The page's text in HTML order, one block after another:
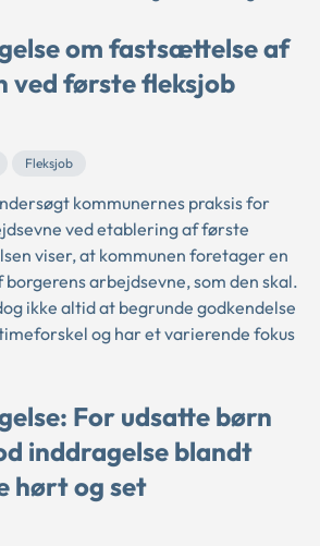
om fastsættelse af
ved første fleksjob
Fleksjob
kommunernes praksis for
ved etablering af første
viser, at kommunen foretager en
arbejdsevne, som den skal.
ikke altid at begrunde godkendelse
og har et varierende fokus
For udsatte børn
inddragelse blandt
hørt og set